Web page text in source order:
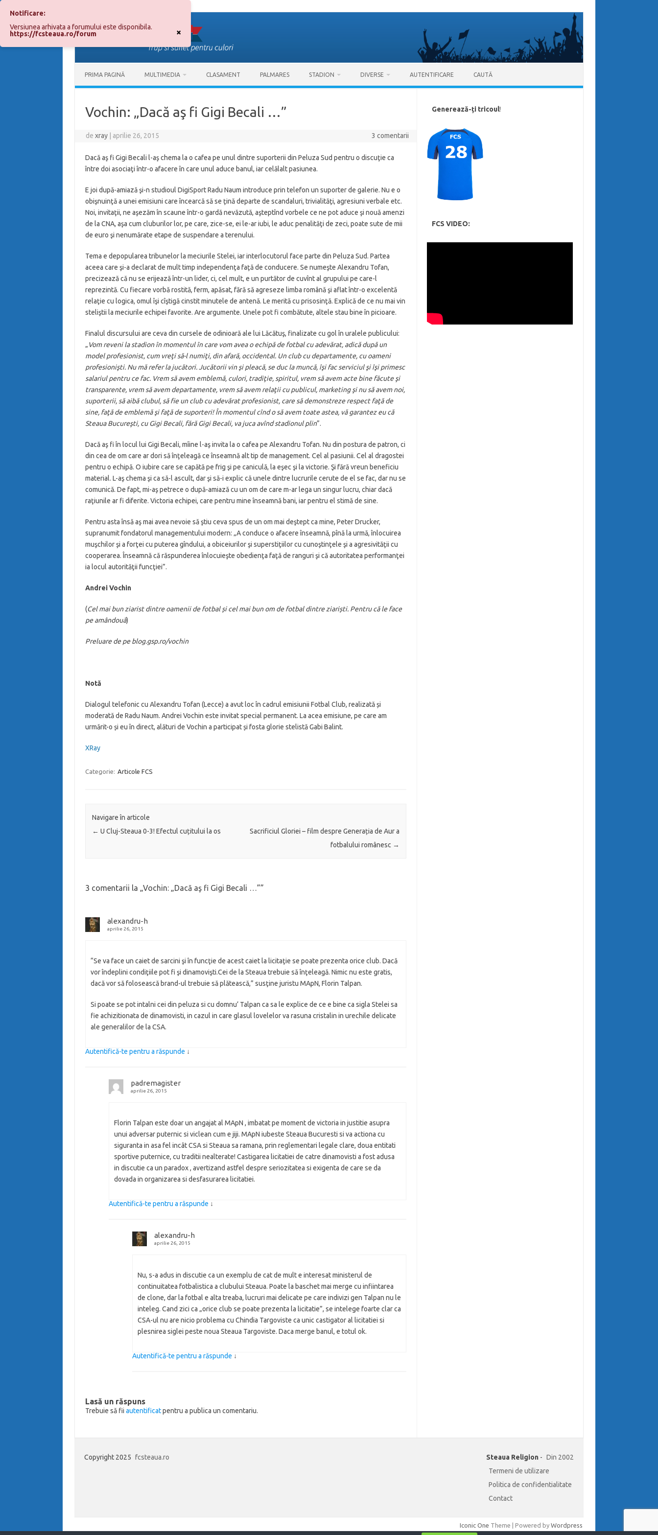
conținut
PRIMA PAGINĂ MULTIMEDIA CLASAMENT PALMARES STADION DIVERSE AUTENTIFICARE CAUTĂ
Vochin: „Dacă aş fi Gigi Becali …”
dexray aprilie 26, 2015 3 comentarii
Dacă aş fi Gigi Becali l-aş chema la o cafea pe unul dintre suporterii din Peluza Sud pentru o discuţie ca
între doi asociaţi într-o afacere în care unul aduce banul, iar celălalt pasiunea.
E joi după-amiază şi-n studioul DigiSport Radu Naum introduce prin telefon un suporter de galerie. Nu e o
obişnuinţă a unei emisiuni care încearcă să se ţină departe de scandaluri, trivialităţi, agresiuni verbale etc.
Noi, invitaţii, ne aşezăm în scaune într-o gardă nevăzută, aşteptînd vorbele ce ne pot aduce şi nouă amenzi
de la CNA, aşa cum cluburilor lor, pe care, zice-se, ei le-ar iubi, le aduc penalităţi de zeci, poate sute de mii
de euro şi nenumărate etape de suspendare a terenului.
Tema e depopularea tribunelor la meciurile Stelei, iar interlocutorul face parte din Peluza Sud. Partea
aceea care şi-a declarat de mult timp independenţa faţă de conducere. Se numeşte Alexandru Tofan,
precizează că nu se erijează într-un lider, ci, cel mult, e un purtător de cuvînt al grupului pe care-l
reprezintă. Cu fiecare vorbă rostită, ferm, apăsat, fără să agreseze limba română şi aflat într-o excelentă
relaţie cu logica, omul îşi cîştigă cinstit minutele de antenă. Le merită cu prisosinţă. Explică de ce nu mai vin
steliştii la meciurile echipei favorite. Are argumente. Unele pot fi combătute, altele stau bine în picioare.
Finalul discursului are ceva din cursele de odinioară ale lui Lăcătuş, finalizate cu gol în uralele publicului:
„Vom reveni la stadion în momentul în care vom avea o echipă de fotbal cu adevărat, adică după un
model profesionist, cum vreţi să-l numiţi, din afară, occidental. Un club cu departamente, cu oameni
profesionişti. Nu mă refer la jucători. Jucătorii vin şi pleacă, se duc la muncă, îşi fac serviciul şi îşi primesc
salariul pentru ce fac. Vrem să avem emblemă, culori, tradiţie, spiritul, vrem să avem acte bine făcute şi
transparente, vrem să avem departamente, vrem să avem relaţii cu publicul, marketing şi nu să avem noi,
suporterii, să aibă clubul, să fie un club cu adevărat profesionist, care să demonstreze respect faţă de
sine, faţă de emblemă şi faţă de suporteri! În momentul cînd o să avem toate astea, vă garantez eu că
Steaua Bucureşti, cu Gigi Becali, fără Gigi Becali, va juca avînd stadionul plin”.
Dacă aş fi în locul lui Gigi Becali, mîine l-aş invita la o cafea pe Alexandru Tofan. Nu din postura de patron, ci
din cea de om care ar dori să înţeleagă ce înseamnă alt tip de management. Cel al pasiunii. Cel al dragostei
pentru o echipă. O iubire care se capătă pe frig şi pe caniculă, la eşec şi la victorie. Şi fără vreun beneficiu
material. L-aş chema şi ca să-l ascult, dar şi să-i explic că unele dintre lucrurile cerute de el se fac, dar nu se
comunică. De fapt, mi-aş petrece o după-amiază cu un om de care m-ar lega un singur lucru, chiar dacă
raţiunile ar fi diferite. Victoria echipei, care pentru mine înseamnă bani, iar pentru el stimă de sine.
Pentru asta însă aş mai avea nevoie să ştiu ceva spus de un om mai deştept ca mine, Peter Drucker,
supranumit fondatorul managementului modern: „A conduce o afacere înseamnă, pînă la urmă, înlocuirea
muşchilor şi a forţei cu puterea gîndului, a obiceiurilor şi superstiţiilor cu cunoştinţele şi a agresivităţii cu
cooperarea. Înseamnă că răspunderea înlocuieşte obedienţa faţă de ranguri şi că autoritatea performanţei
ia locul autorităţii funcţiei”.
Andrei Vochin
(Cel mai bun ziarist dintre oamenii de fotbal și cel mai bun om de fotbal dintre ziariști. Pentru că le face
pe amândouă)
Preluare de pe blog.gsp.ro/vochin
Notă
Dialogul telefonic cu Alexandru Tofan (Lecce) a avut loc în cadrul emisiunii Fotbal Club, realizată și
moderată de Radu Naum. Andrei Vochin este invitat special permanent. La acea emisiune, pe care am
urmărit-o și eu în direct, alături de Vochin a participat și fosta glorie stelistă Gabi Balint.
XRay
Categorie: Articole FCS
Navigare în articole
← U Cluj-Steaua 0-3! Efectul cuțitului la os
Sacrificiul Gloriei – film despre Generația de Aur a
fotbalului românesc →
3 comentarii la „Vochin: „Dacă aş fi Gigi Becali …””
alexandru-h
aprilie 26, 2015
“Se va face un caiet de sarcini şi în funcţie de acest caiet la licitaţie se poate prezenta orice club. Dacă
vor îndeplini condiţiile pot fi şi dinamovişti.Cei de la Steaua trebuie să înţeleagă. Nimic nu este gratis,
dacă vor să folosească brand-ul trebuie să plătească,” susţine juristu MApN, Florin Talpan.
Si poate se pot intalni cei din peluza si cu domnu’ Talpan ca sa le explice de ce e bine ca sigla Stelei sa
fie achizitionata de dinamovisti, in cazul in care glasul lovelelor va rasuna cristalin in urechile delicate
ale generalilor de la CSA.
Autentifică-te pentru a răspunde ↓
padremagister
aprilie 26, 2015
Florin Talpan este doar un angajat al MApN , imbatat pe moment de victoria in justitie asupra
unui adversar puternic si viclean cum e jiji. MApN iubeste Steaua Bucuresti si va actiona cu
siguranta in asa fel incât CSA si Steaua sa ramana, prin reglementari legale clare, doua entitati
sportive puternice, cu traditii nealterate! Castigarea licitatiei de catre dinamovisti a fost adusa
in discutie ca un paradox , avertizand astfel despre seriozitatea si exigenta de care se da
dovada in organizarea si desfasurarea licitatiei.
Autentifică-te pentru a răspunde ↓
alexandru-h
aprilie 26, 2015
Nu, s-a adus in discutie ca un exemplu de cat de mult e interesat ministerul de
continuitatea fotbalistica a clubului Steaua. Poate la baschet mai merge cu infiintarea
de clone, dar la fotbal e alta treaba, lucruri mai delicate pe care indivizi gen Talpan nu le
inteleg. Cand zici ca „orice club se poate prezenta la licitatie”, se intelege foarte clar ca
CSA-ul nu are nicio problema cu Chindia Targoviste ca unic castigator al licitatiei si
plesnirea siglei peste noua Steaua Targoviste. Daca merge banul, e totul ok.
Autentifică-te pentru a răspunde ↓
Lasă un răspuns
Trebuie să fii autentificatpentru a publica un comentariu.
Generează-ți tricoul!
FCS VIDEO:
Copyright 2025 fcsteaua.ro Steaua Religion - Din 2002
Termeni de utilizare
Politica de confidentialitate
Contact
Iconic One Theme | Powered by Wordpress
×
Notificare:
Versiunea arhivata a forumului este disponibila.
https://fcsteaua.ro/forum